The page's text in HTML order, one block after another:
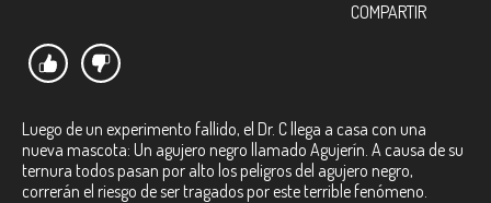
COMPARTIR
Luego de un experimento fallido, el Dr. C llega a casa con una
nueva mascota: Un agujero negro llamado Agujerín. A causa de su
ternura todos pasan por alto los peligros del agujero negro,
correrán el riesgo de ser tragados por este terrible fenómeno.